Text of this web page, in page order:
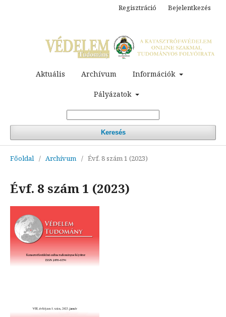
Aktuális Archívum Információk
Pályázatok
Keresés
Regisztráció Bejelentkezés
Főoldal / Archívum / Évf. 8 szám 1 (2023)
Évf. 8 szám 1 (2023)